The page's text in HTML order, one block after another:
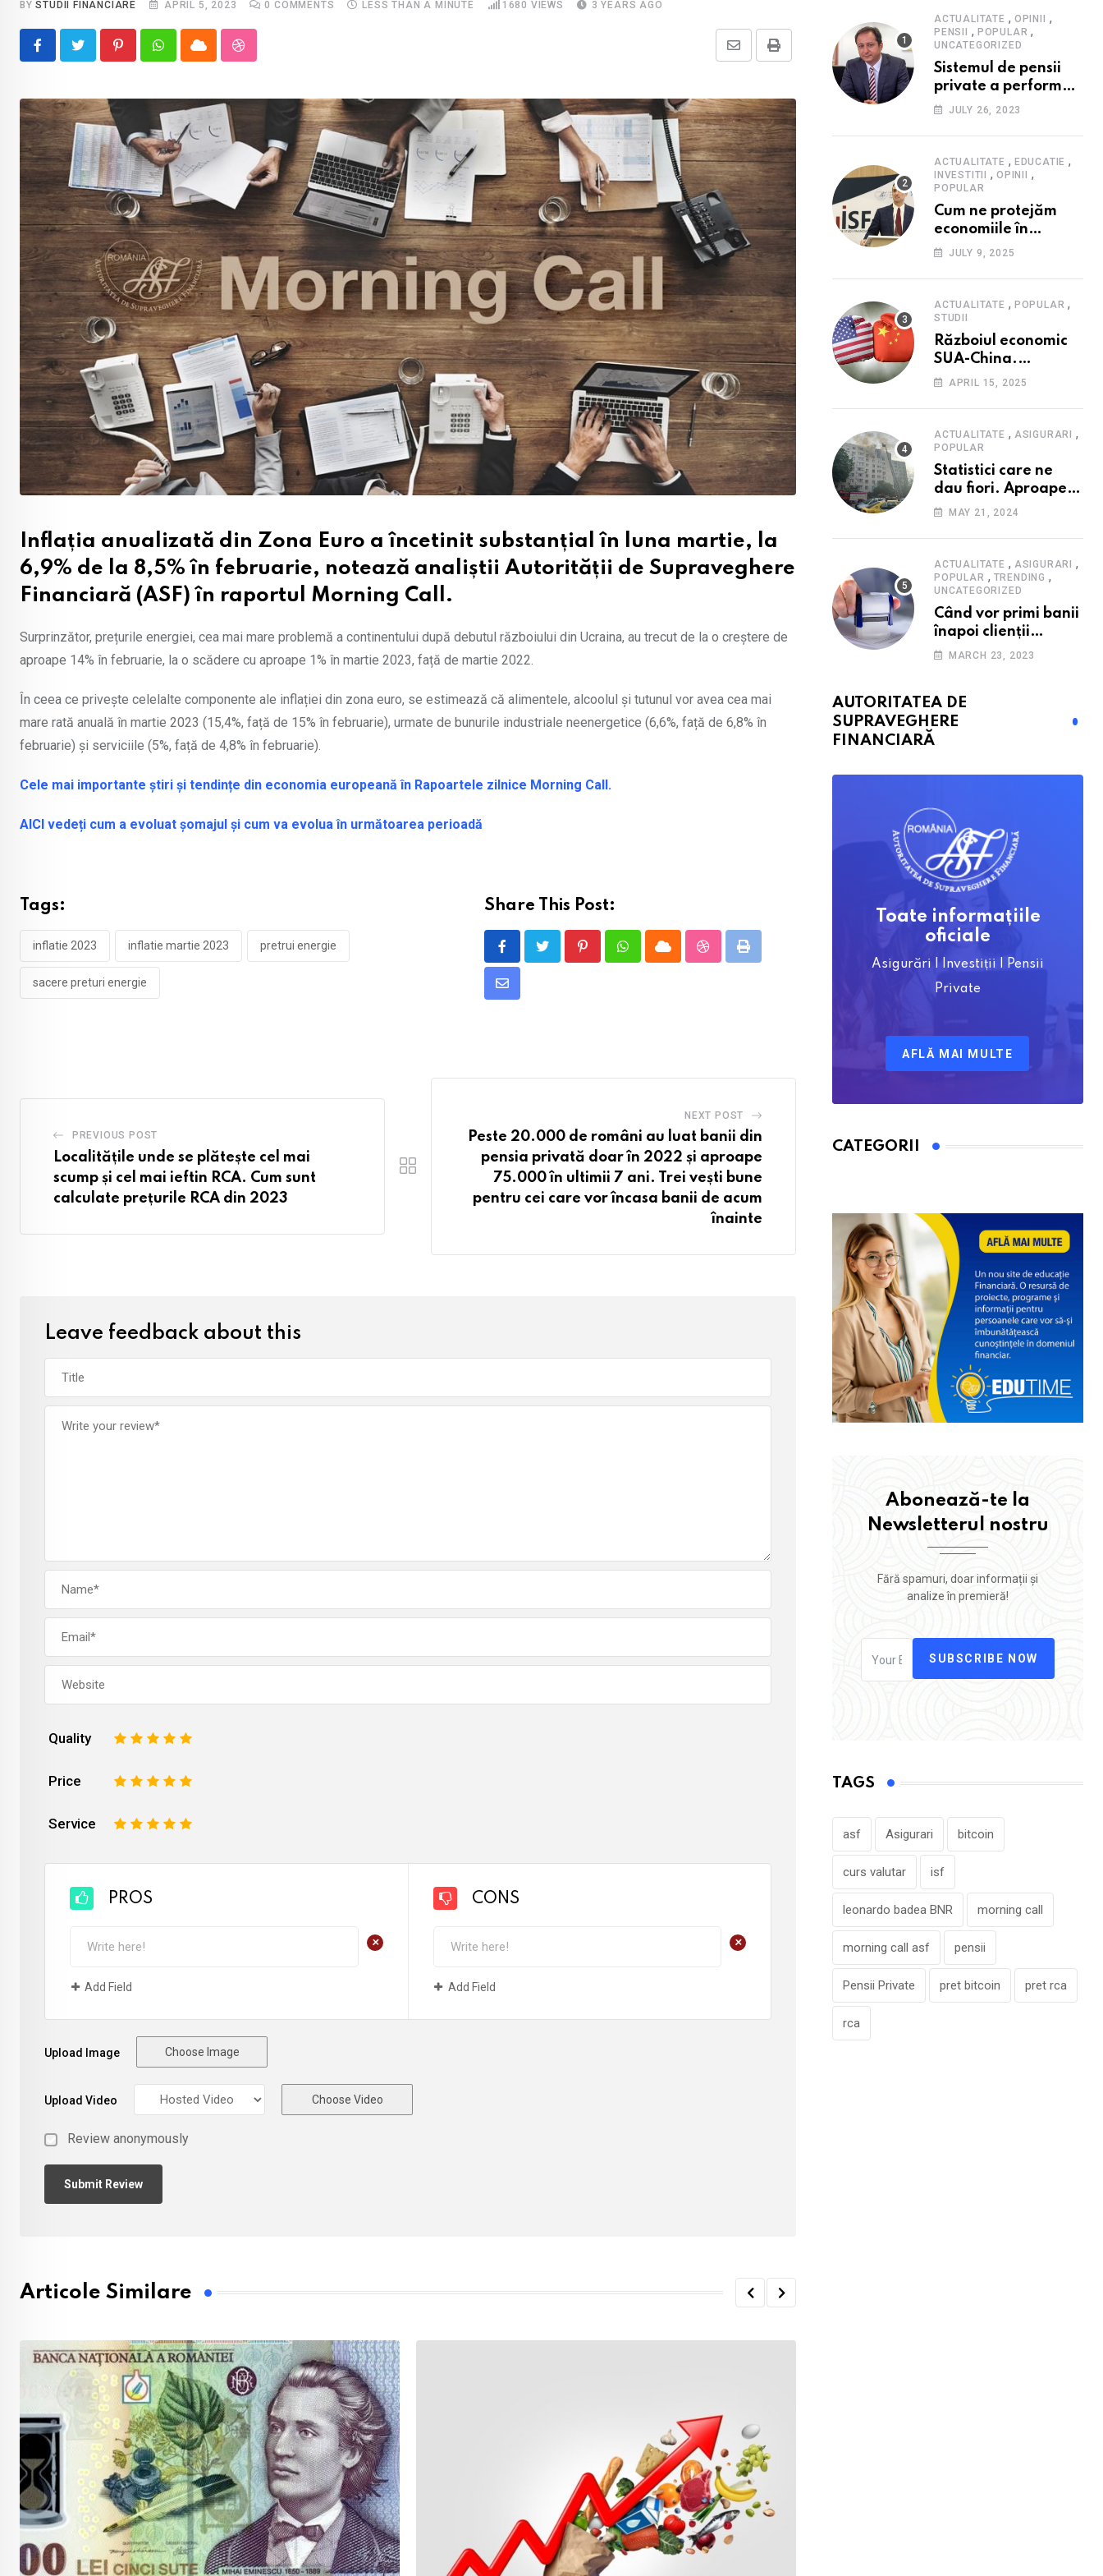
BYSTUDII FINANCIARE APRIL 5, 2023 0 COMMENTS LESS THAN A MINUTE 1680 VIEWS 3 YEARS AGO
PinterestWhatsappCloud StumbleUpon Print
Share
Email
Inflația anualizată din Zona Euro a încetinit substanțial în luna martie, la
6,9% de la 8,5% în februarie, notează analiștii Autorității de Supraveghere
Financiară (ASF) în raportul Morning Call.
Surprinzător, prețurile energiei, cea mai mare problemă a continentului după debutul războiului din Ucraina, au trecut de la o creștere de
aproape 14% în februarie, la o scădere cu aproape 1% în martie 2023, față de martie 2022.
În ceea ce privește celelalte componente ale inflației din zona euro, se estimează că alimentele, alcoolul și tutunul vor avea cea mai
mare rată anuală în martie 2023 (15,4%, față de 15% în februarie), urmate de bunurile industriale neenergetice (6,6%, față de 6,8% în
februarie) și serviciile (5%, față de 4,8% în februarie).
Cele mai importante știri și tendințe din economia europeană în Rapoartele zilnice Morning Call.
AICI vedeți cum a evoluat șomajul și cum va evolua în următoarea perioadă
Tags:
inflatie 2023 inflatie martie 2023 pretrui energie
sacere preturi energie
Share This Post:
PinterestWhatsappCloud StumbleUpon
Print
Share
PREVIOUS POST
Localitățile unde se plătește cel mai
scump și cel mai ieftin RCA. Cum sunt
calculate prețurile RCA din 2023
NEXT POST
Peste 20.000 de români au luat banii din
pensia privată doar în 2022 și aproape
75.000 în ultimii 7 ani. Trei vești bune
pentru cei care vor încasa banii de acum
înainte
Leave feedback about this
Quality 5
4
3
2
Price 5
4
3
2
Service 5
4
3
2
PROS
+
Add Field
CONS
+
Add Field
Upload Image Choose Image
Upload Video Choose Video
Review anonymously
Articole Similare
ACTUALITATE , OPINII ,
PENSII , POPULAR ,
UNCATEGORIZED
Sistemul de pensii
private a performat
în 2023: randament
și plăți la maxim
istoric, rol esențial în
cadrul ofertei
Hidroelectrica,
reziliența la crize
JULY 26, 2023
ACTUALITATE , EDUCATIE ,
INVESTITII , OPINII ,
POPULAR
Cum ne protejăm
economiile în
contextul crizei
Valentin Ionescu,
președinte Institutul
de Studii Financiare
(ISF)
JULY 9, 2025
ACTUALITATE , POPULAR ,
STUDII
Războiul economic
SUA-China.
Consumatorii caută
scumpirilor, mai ales
la alimente
APRIL 15, 2025
ACTUALITATE , ASIGURARI ,
POPULAR
Statistici care ne
dau fiori. Aproape
20 de case ard zilnic
pagubele au
explodat. Cum te
poți proteja cu nici
40 de lei pe lună
MAY 21, 2024
ACTUALITATE , ASIGURARI ,
POPULAR , TRENDING ,
UNCATEGORIZED
Când vor primi banii
înapoi clienții
Euroins care
toate termenele
MARCH 23, 2023
AUTORITATEA DE
SUPRAVEGHERE
FINANCIARĂ
Toate informațiile
oficiale
Asigurări | Investiții | Pensii
Private
AFLĂ MAI MULTE
CATEGORII
Abonează-te la
Newsletterul nostru
Fără spamuri, doar informații și
analize în premieră!
SUBSCRIBE NOW
TAGS
asf Asigurari bitcoin
curs valutar isf
leonardo badea BNR morning call
morning call asf pensii
Pensii Private pret bitcoin pret rca
rca